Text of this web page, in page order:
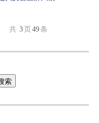
共 3 页 49 条